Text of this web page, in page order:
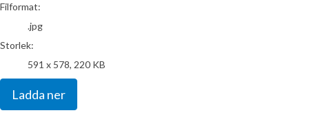
Filformat:
.jpg
Storlek:
591 x 578, 220 KB
Ladda ner